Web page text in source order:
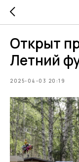
Открыт
Летний
2025-04-03 20:19